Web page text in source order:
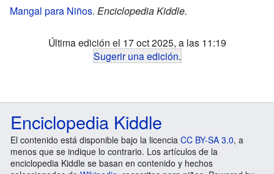
Mangal para Niños. Enciclopedia Kiddle.
Última edición el 17 oct 2025, a las 11:19
Sugerir una edición.
Enciclopedia Kiddle
El contenido está disponible bajo la licencia CC BY-SA 3.0, a
menos que se indique lo contrario. Los artículos de la
enciclopedia Kiddle se basan en contenido y hechos